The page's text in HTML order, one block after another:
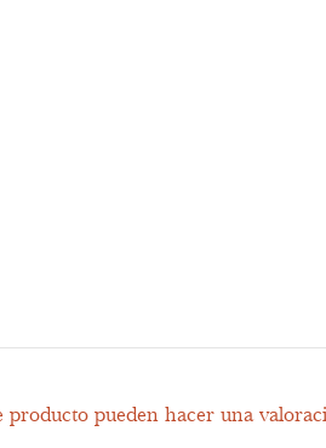
producto pueden hacer una